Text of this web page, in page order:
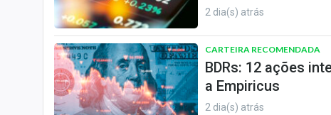
2 dia(s) atrás
CARTEIRA RECOMENDADA
BDRs: 12 ações
a Empiricus
2 dia(s) atrás